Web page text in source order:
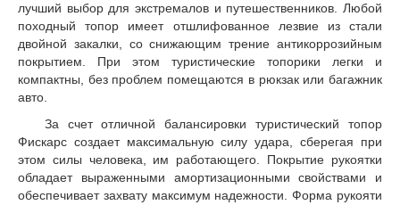
лучший выбор для экстремалов и путешественников. Любой
походный топор имеет отшлифованное лезвие из стали
двойной закалки, со снижающим трение антикоррозийным
покрытием. При этом туристические топорики легки и
компактны, без проблем помещаются в рюкзак или багажник
авто.
За счет отличной балансировки туристический топор
Фискарс создает максимальную силу удара, сберегая при
этом силы человека, им работающего. Покрытие рукоятки
обладает выраженными амортизационными свойствами и
обеспечивает захвату максимум надежности. Форма рукояти